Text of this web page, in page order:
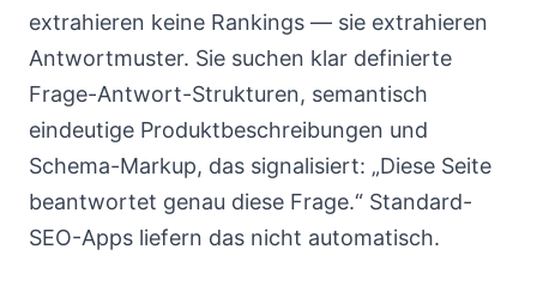
extrahieren keine Rankings — sie extrahieren
Antwortmuster. Sie suchen klar definierte
Frage-Antwort-Strukturen, semantisch
eindeutige Produktbeschreibungen und
Schema-Markup, das signalisiert: „Diese Seite
beantwortet genau diese Frage.“ Standard-
SEO-Apps liefern das nicht automatisch.